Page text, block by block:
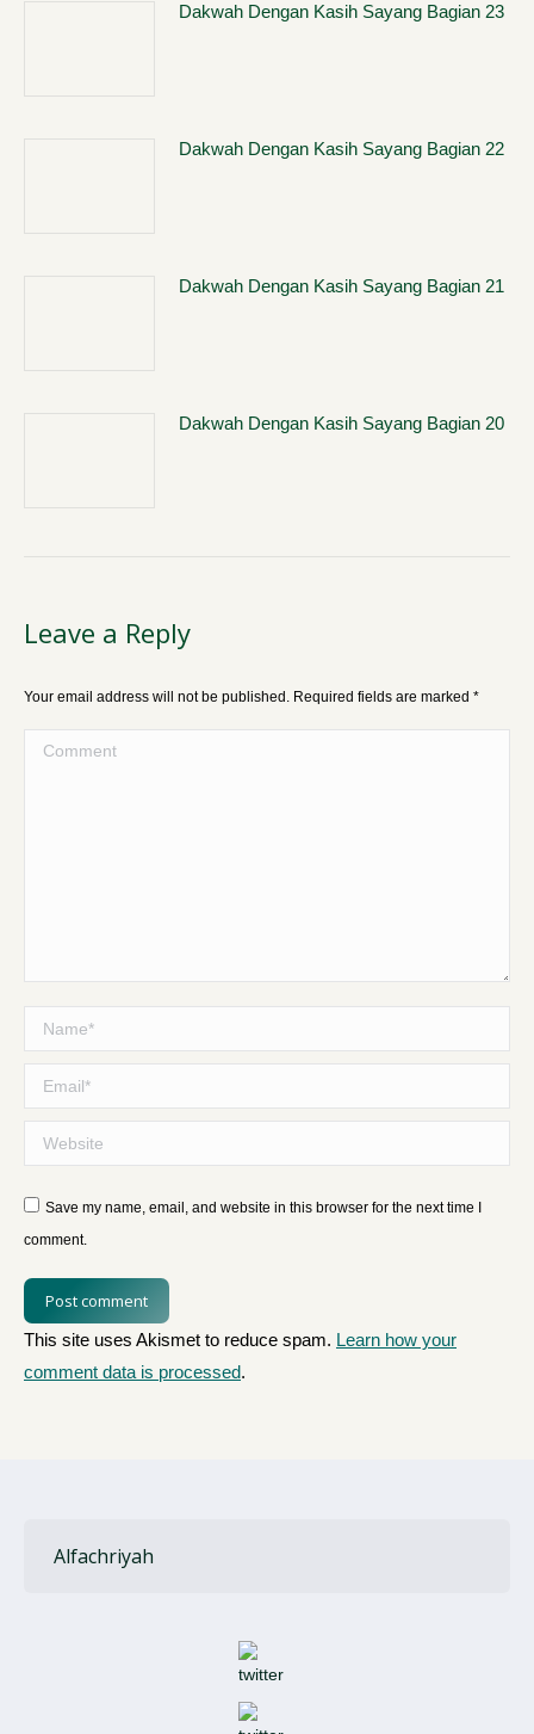
Dakwah Dengan Kasih Sayang Bagian 23
Dakwah Dengan Kasih Sayang Bagian 22
Dakwah Dengan Kasih Sayang Bagian 21
Dakwah Dengan Kasih Sayang Bagian 20
Leave a Reply
Your email address will not be published. Required fields are marked *
Comment
Name *
Email *
Website
Save my name, email, and website in this browser for the next time I
comment.
Post comment
This site uses Akismet to reduce spam. Learn how your
comment data is processed.
Alfachriyah